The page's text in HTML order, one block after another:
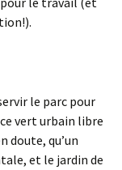
le parc pour
vert urbain libre
doute, qu’un
et le jardin de